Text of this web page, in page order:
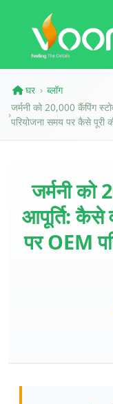
प्रमाणपत्र
केस स्टडी
घर › ब्लॉग
›
जर्मनी को 20,000 कैंपिंग
परियोजना समय पर कैसे पूरी
जर्मनी को
आपूर्ति: कैसे
पर OEM